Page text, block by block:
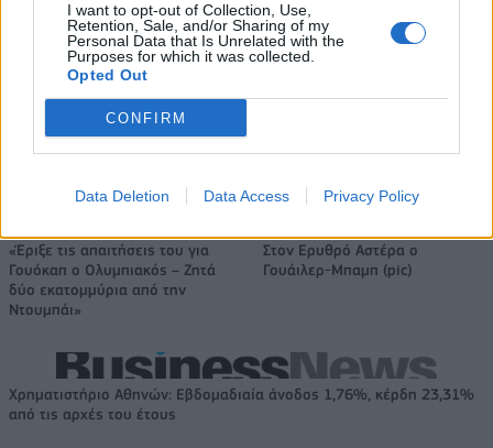
I want to opt-out of Collection, Use,
Retention, Sale, and/or Sharing of my
Personal Data that Is Unrelated with the
Purposes for which it was collected.
Opted Out
CONFIRM
Data Deletion Data Access Privacy Policy
Η Toyota φέρνει νέα γενιά
μπαταριών για τα υβριδικά της
Σε κινεζική… πολιορκία η
ευρωπαϊκή
«Έριξε τις απαιτήσεις του για
Γουόκαπ ο Ολυμπιακός – Ζητά
δύο εκατομμύρια από την
Ντουμπάι»
Στον Ερυθρό Αστέρα ο
Γουάιλερ-Μπαμπ (pic)
Χρηματιστήριο Αθηνών: Εβδομαδιαία άνοδος 1,76%, κέρδη 23,31%
από τις αρχές του έτους